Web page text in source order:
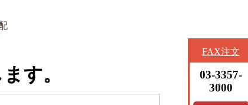
す。
FAX注文
03-3357-
3000